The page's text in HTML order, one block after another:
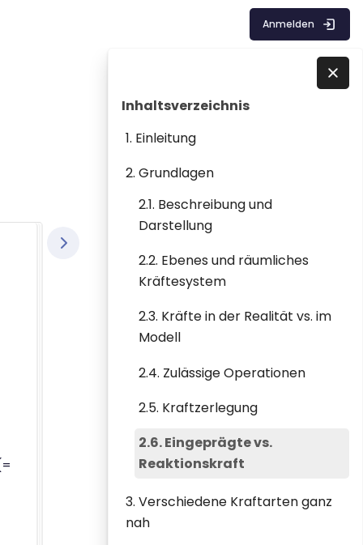
Blöcke
Inhaltsverzeichnis überspringen
Inhaltsverzeichnis
1. Einleitung
2. Grundlagen
2.1. Beschreibung und
Darstellung
2.2. Ebenes und räumliches
Kräftesystem
2.3. Kräfte in der Realität vs. im
Modell
2.4. Zulässige Operationen
2.5. Kraftzerlegung
2.6. Eingeprägte vs.
Reaktionskraft
3. Verschiedene Kraftarten ganz
nah
Direkt zu - Schließen
Anmelden